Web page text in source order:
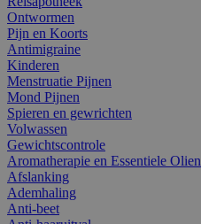
Ontwormen
Pijn en Koorts
Antimigraine
Kinderen
Menstruatie Pijnen
Mond Pijnen
Spieren en gewrichten
Volwassen
Gewichtscontrole
Aromatherapie en Essentiele Olien
Afslanking
Ademhaling
Anti-beet